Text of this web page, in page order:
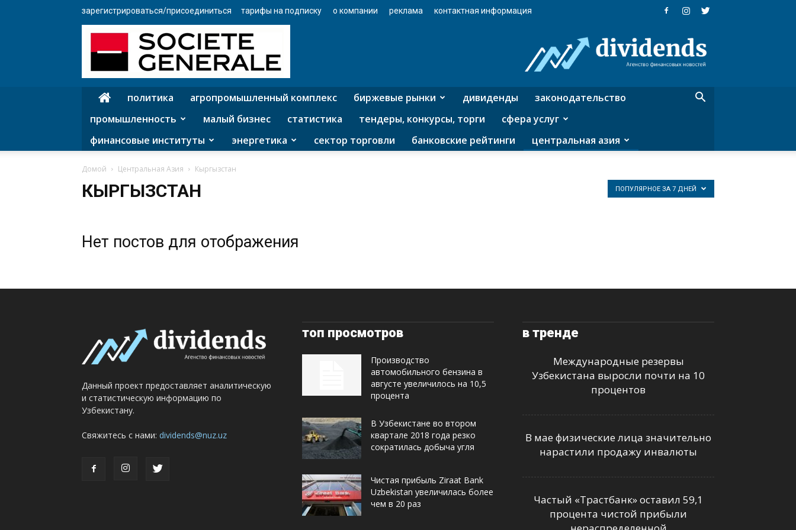
зарегистрироваться/присоединиться тарифы на подписку о компании реклама контактная информация
агентство
финансовых
политика агропромышленный комплекс биржевые рынки дивиденды
законодательство
промышленность
малый бизнес статистика тендеры, конкурсы, торги
сфера услуг
финансовые институты
энергетика сектор торговли банковские рейтинги центральная азия
Домой Центральная Азия Кыргызстан
КЫРГЫЗСТАН ПОПУЛЯРНОЕ ЗА 7 ДНЕЙ
Нет постов для отображения
Данный проект предоставляет аналитическую
и статистическую информацию по
Узбекистану.
Свяжитесь с нами: dividends@nuz.uz
топ просмотров
Производство
автомобильного бензина в
августе увеличилось на 10,5
процента
В Узбекистане во втором
квартале 2018 года резко
сократилась добыча угля
Чистая прибыль Ziraat Bank
Uzbekistan увеличилась более
чем в 20 раз
в тренде
Международные резервы
Узбекистана выросли почти на 10
процентов
В мае физические лица значительно
нарастили продажу инвалюты
Частый «Трастбанк» оставил 59,1
процента чистой прибыли